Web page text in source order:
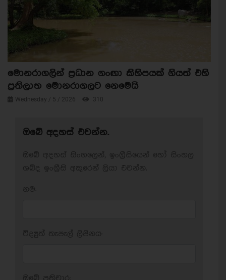
මොනරාගලින් ප්‍රධාන ගංඟා කිහිපයක් ගියත් එහි
ප්‍රතිලාභ මොනරාගලට නෙමෙයි
Wednesday / 5 / 2026 310
ඔබේ අදහස් එවන්න.